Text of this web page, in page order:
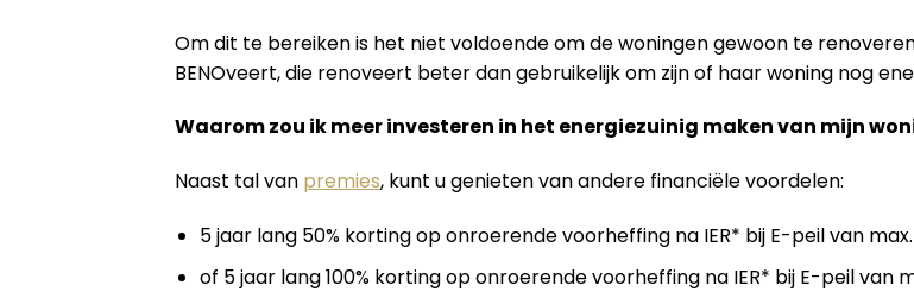
Om dit te bereiken is het niet voldoende om de woningen gewoon te
BENOveert, die renoveert beter dan gebruikelijk om zijn of haar woning nog
Waarom zou ik meer investeren in het energiezuinig maken van mijn
Naast tal van premies, kunt u genieten van andere financiële voordelen:
5 jaar lang 50% korting op onroerende voorheffing na IER* bij E-peil van max.
of 5 jaar lang 100% korting op onroerende voorheffing na IER* bij E-peil van